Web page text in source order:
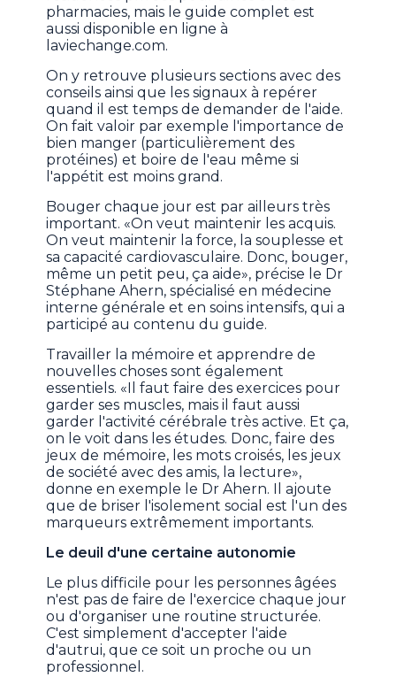
pharmacies, mais le guide complet est
aussi disponible en ligne à
laviechange.com.
On y retrouve plusieurs sections avec des
conseils ainsi que les signaux à repérer
quand il est temps de demander de l'aide.
On fait valoir par exemple l'importance de
bien manger (particulièrement des
protéines) et boire de l'eau même si
l'appétit est moins grand.
Bouger chaque jour est par ailleurs très
important. «On veut maintenir les acquis.
On veut maintenir la force, la souplesse et
sa capacité cardiovasculaire. Donc, bouger,
même un petit peu, ça aide», précise le Dr
Stéphane Ahern, spécialisé en médecine
interne générale et en soins intensifs, qui a
participé au contenu du guide.
Travailler la mémoire et apprendre de
nouvelles choses sont également
essentiels. «Il faut faire des exercices pour
garder ses muscles, mais il faut aussi
garder l'activité cérébrale très active. Et ça,
on le voit dans les études. Donc, faire des
jeux de mémoire, les mots croisés, les jeux
de société avec des amis, la lecture»,
donne en exemple le Dr Ahern. Il ajoute
que de briser l'isolement social est l'un des
marqueurs extrêmement importants.
Le deuil d'une certaine autonomie
Le plus difficile pour les personnes âgées
n'est pas de faire de l'exercice chaque jour
ou d'organiser une routine structurée.
C'est simplement d'accepter l'aide
d'autrui, que ce soit un proche ou un
professionnel.